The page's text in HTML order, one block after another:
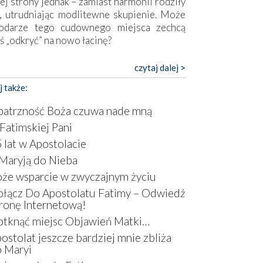
utrudniając modlitewne skupienie. Może
tego cudownego miejsca zechcą
„odkryć” na nowo łacinę?
duch współczesności daje też w
znać o sobie w sposób widoczny gołym
Niby w trosce o prostotę i skromność
się on jak może zasłonić sanktuarium,
wokół betonowe bryły, z których
nawet zostały poświęcone jako miejsca
kultu. Tylko co wspólnego z żywą,
wiarą mogą mieć płaskie, szare
albo kaplice, w których Tabernakulum
bardziej skrzynkę na narzędzia? Albo
o ustawionym tuż przy nowej
wielkim krzyżu, na którym zamiast
umieszczono dziwaczną postać jakby
ze starożytnych hieroglifów? W
kontekście naszych czasów to raczej
czytaj dalej >
także:
Boża czuwa nade mną
Pani
lat w Apostolacie
do Nieba
wsparcie w zwyczajnym życiu
Do Apostolatu Fatimy – Odwiedź
Internetową!
miejsc Objawień Matki…
jeszcze bardziej mnie zbliża
Maryi